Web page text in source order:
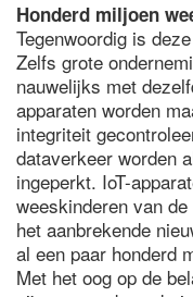
Honderd miljoen
Tegenwoordig is
Zelfs grote
nauwelijks met
apparaten worden
integriteit
dataverkeer worden
ingeperkt. IoT-
weeskinderen van
het aanbrekende
al een paar honderd
Met het oog op de